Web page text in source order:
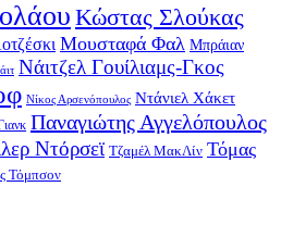
Κώστας Σλούκας
Μουσταφά Φαλ Μπράιαν
Νάιτζελ Γουίλιαμς-Γκος
Νίκος Αρσενόπουλος Ντάνιελ Χάκετ
Παναγιώτης Αγγελόπουλος
Ντόρσεϊ Τζαμέλ ΜακΛίν Τόμας
Τόμπσον